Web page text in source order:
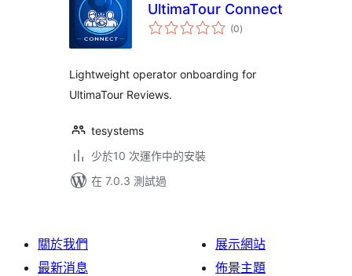
UltimaTour Connect
(0總
評)
Lightweight operator onboarding for
UltimaTour Reviews.
tesystems
少於10 次運作中的安裝
在 7.0.3 測試過
關於我們
最新消息
展示網站
佈景主題